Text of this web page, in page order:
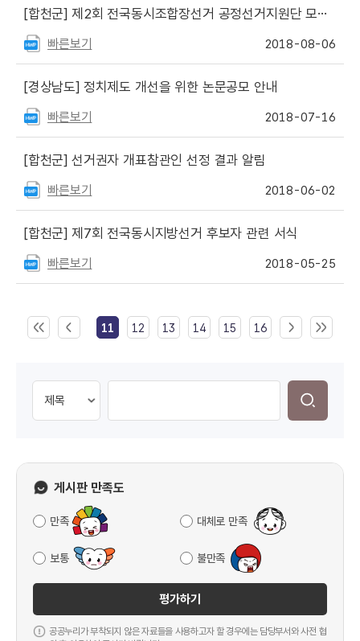
[합천군] 제2회 전국동시조합장선거 공정선거지원단 모집안내(일반지원단)
빠른보기 2018-08-06
[경상남도] 정치제도 개선을 위한 논문공모 안내
빠른보기 2018-07-16
[합천군] 선거권자 개표참관인 선정 결과 알림
빠른보기 2018-06-02
[합천군] 제7회 전국동시지방선거 후보자 관련 서식
빠른보기 2018-05-25
11 12 13 14 15 16
게시판 만족도
만족 대체로 만족
보통 불만족
평가하기
공공누리가 부착되지 않은 자료들을 사용하고자 할 경우에는 담당부서와 사전 협